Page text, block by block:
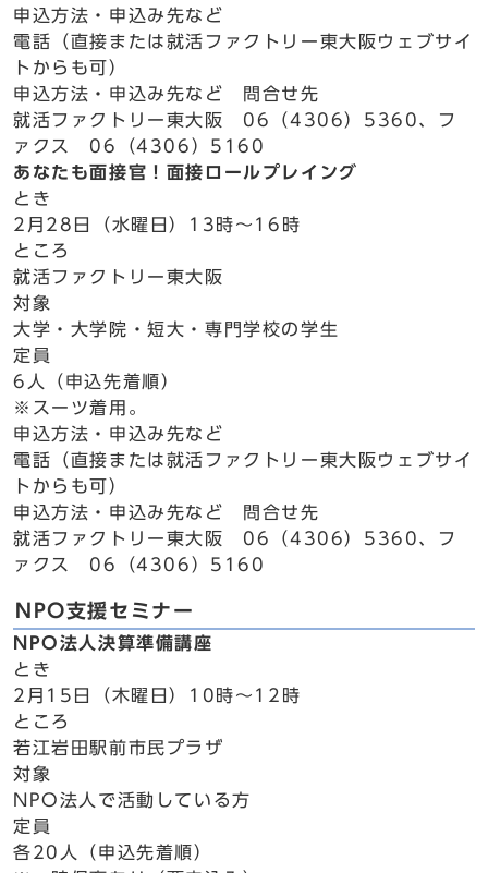
申込方法・申込み先など
電話（直接または就活ファクトリー東大阪ウェブサイ
トからも可）
申込方法・申込み先など 問合せ先
就活ファクトリー東大阪 06（4306）5360、フ
ァクス 06（4306）5160
あなたも面接官！面接ロールプレイング
とき
2月28日（水曜日）13時～16時
ところ
就活ファクトリー東大阪
対象
大学・大学院・短大・専門学校の学生
定員
6人（申込先着順）
※スーツ着用。
申込方法・申込み先など
電話（直接または就活ファクトリー東大阪ウェブサイ
トからも可）
申込方法・申込み先など 問合せ先
就活ファクトリー東大阪 06（4306）5360、フ
ァクス 06（4306）5160
NPO支援セミナー
NPO法人決算準備講座
とき
2月15日（木曜日）10時～12時
ところ
若江岩田駅前市民プラザ
対象
NPO法人で活動している方
定員
各20人（申込先着順）